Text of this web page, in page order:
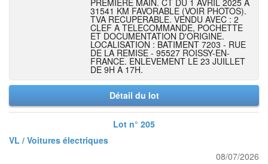
PREMIERE MAIN. CT DU 1 AVRIL 2025 A
31541 KM FAVORABLE (VOIR PHOTOS).
TVA RECUPERABLE. VENDU AVEC : 2
CLEF A TELECOMMANDE, POCHETTE
ET DOCUMENTATION D'ORIGINE.
LOCALISATION : BATIMENT 7203 - RUE
DE LA REMISE - 95527 ROISSY-EN-
FRANCE. ENLEVEMENT LE 23 JUILLET
DE 9H A 17H.
Détail du lot
Lot n° 205
VL / Voitures électriques
08/07/2026